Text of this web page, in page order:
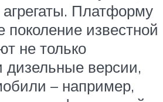
Платформу
известной
не только
дизельные версии,
– например,